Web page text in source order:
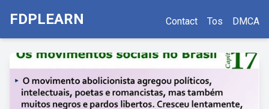
FDPLEARN Contact Tos DMCA